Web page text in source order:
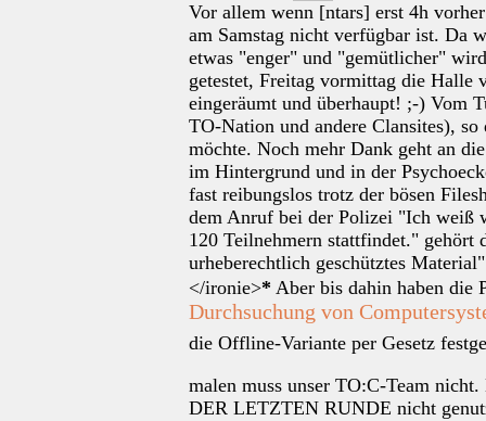
Vor allem wenn [ntars] erst 4h
am Samstag nicht verfügbar ist. Da
etwas "enger" und "gemütlicher"
getestet, Freitag vormittag die
eingeräumt und überhaupt! ;-) Vom
TO-Nation und andere Clansites),
möchte. Noch mehr Dank geht an
im Hintergrund und in der
fast reibungslos trotz der bösen
dem Anruf bei der Polizei "Ich weiß
120 Teilnehmern stattfindet." gehört
urheberechtlich geschütztes
</ironie>* Aber bis dahin haben die
Durchsuchung von
die Offline-Variante per Gesetz
malen muss unser TO:C-Team
DER LETZTEN RUNDE nicht